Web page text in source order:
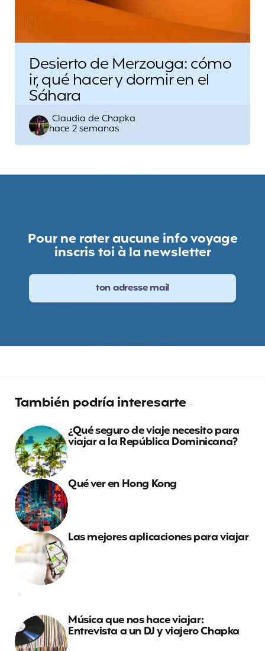
Desierto de Merzouga: cómo
ir, qué hacer y dormir en el
Sáhara
Escrito
por
Claudia de Chapka
hace 2 semanas
Pour ne rater aucune info voyage
inscris toi à la newsletter
También podría interesarte
¿Qué seguro de viaje necesito para
viajar a la República Dominicana?
Qué ver en Hong Kong
Las mejores aplicaciones para viajar
Música que nos hace viajar:
Entrevista a un DJ y viajero Chapka